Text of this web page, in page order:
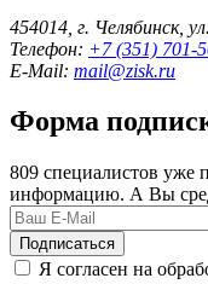
454014, г. Челябинск,
Телефон: +7 (351) 701-
E-Mail: mail@zisk.ru
Форма
809 специалистов уже
информацию. А Вы
Подписаться
Я согласен на